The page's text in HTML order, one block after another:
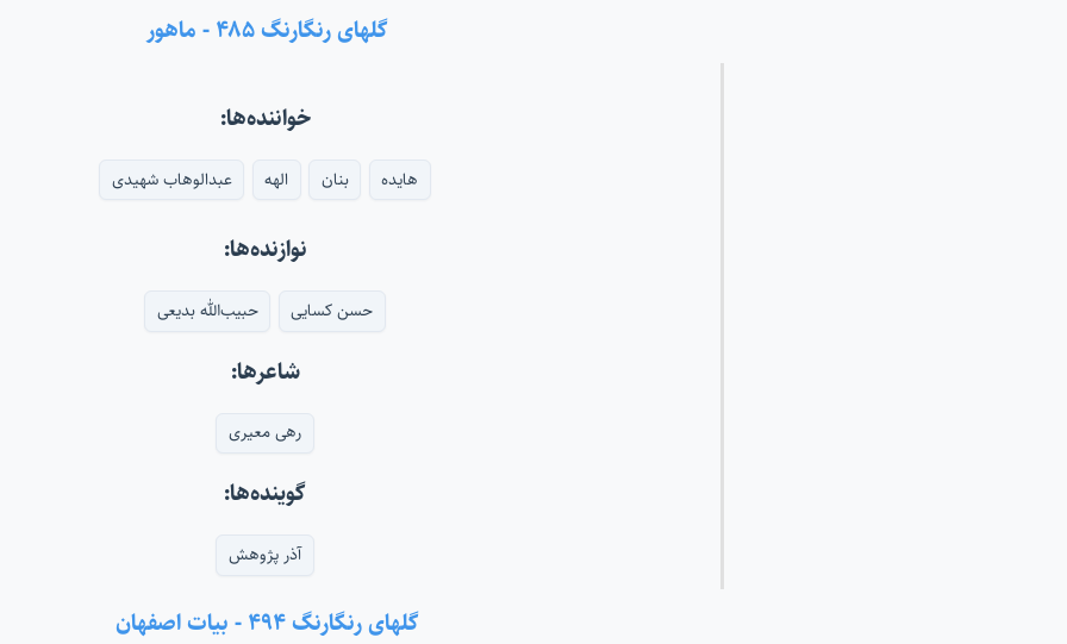
گلهای رنگارنگ ۴۸۵ - ماهور
خواننده‌ها:
هایده بنان الهه عبدالوهاب شهیدی
نوازنده‌ها:
حسن کسایی حبیب‌الله بدیعی
شاعرها:
رهی معیری
گوینده‌ها:
آذر پژوهش
گلهای رنگارنگ ۴۹۴ - بیات اصفهان